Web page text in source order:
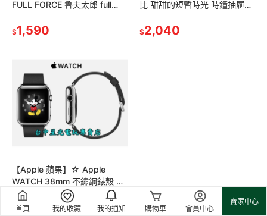
首頁 我的收藏 我的通知 購物車 會員中心
賣家中心
FULL FORCE 魯夫太郎 full
光電玩】
$1,590
比 甜甜的短暫時光 時鐘抽屜收
物】台中星光電玩
$2,040
【Apple 蘋果】☆ Apple
WATCH 38mm 不鏽鋼錶殼 黑
色經典扣式錶帶 ☆【現貨供
應】台中星光電玩
$11,730